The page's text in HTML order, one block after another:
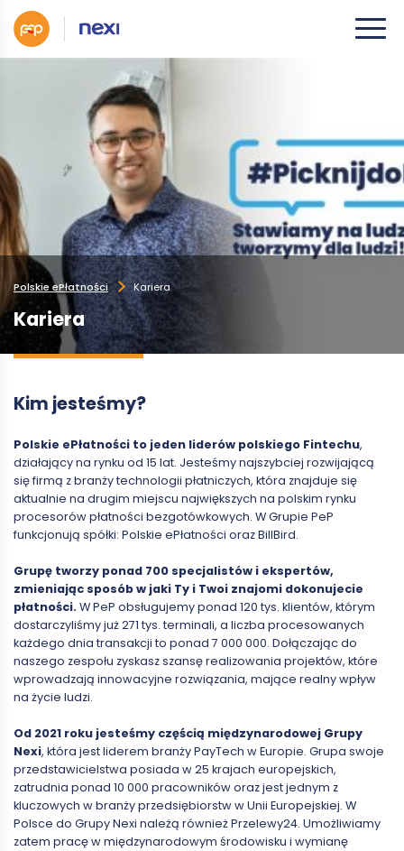
Polskie ePłatności Kariera
Kariera
Kim jesteśmy?
Polskie ePłatności to jeden liderów polskiego Fintechu,
działający na rynku od 15 lat. Jesteśmy najszybciej rozwijającą
się firmą z branży technologii płatniczych, która znajduje się
aktualnie na drugim miejscu największych na polskim rynku
procesorów płatności bezgotówkowych. W Grupie PeP
funkcjonują spółki: Polskie ePłatności oraz BillBird.
Grupę tworzy ponad 700 specjalistów i ekspertów,
zmieniając sposób w jaki Ty i Twoi znajomi dokonujecie
płatności.W PeP obsługujemy ponad 120 tys. klientów, którym
dostarczyliśmy już 271 tys. terminali, a liczba procesowanych
każdego dnia transakcji to ponad 7 000 000. Dołączając do
naszego zespołu zyskasz szansę realizowania projektów, które
wprowadzają innowacyjne rozwiązania, mające realny wpływ
na życie ludzi.
Od 2021 roku jesteśmy częścią międzynarodowej Grupy
Nexi, która jest liderem branży PayTech w Europie. Grupa swoje
przedstawicielstwa posiada w 25 krajach europejskich,
zatrudnia ponad 10 000 pracowników oraz jest jednym z
kluczowych w branży przedsiębiorstw w Unii Europejskiej. W
Polsce do Grupy Nexi należą również Przelewy24. Umożliwiamy
zatem pracę w międzynarodowym środowisku i wymianę